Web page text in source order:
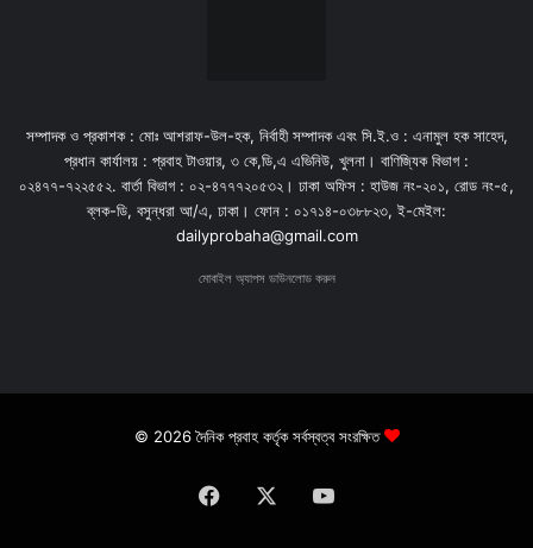
সম্পাদক ও প্রকাশক : মোঃ আশরাফ-উল-হক, নির্বাহী সম্পাদক এবং সি.ই.ও : এনামুল হক সাহেদ,
প্রধান কার্যালয় : প্রবাহ টাওয়ার, ৩ কে,ডি,এ এভিনিউ, খুলনা। বাণিজ্যিক বিভাগ :
০২৪৭৭-৭২২৫৫২. বার্তা বিভাগ : ০২-৪৭৭৭২০৫৩২। ঢাকা অফিস : হাউজ নং-২০১, রোড নং-৫,
ব্লক-ডি, বসুন্ধরা আ/এ, ঢাকা। ফোন : ০১৭১৪-০৩৮৮২৩, ই-মেইল:
dailyprobaha@gmail.com
মোবাইল অ্যাপস ডাউনলোড করুন
© 2026 দৈনিক প্রবাহ কর্তৃক সর্বস্বত্ব সংরক্ষিত
Facebook